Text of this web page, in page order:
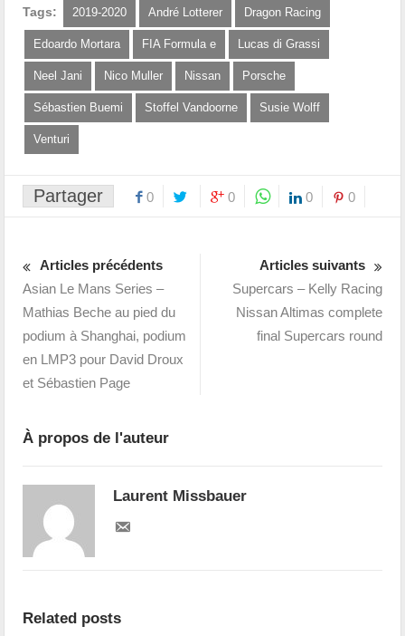
Tags: 2019-2020 André Lotterer Dragon Racing
Edoardo Mortara FIA Formula e Lucas di Grassi
Neel Jani Nico Muller Nissan Porsche
Sébastien Buemi Stoffel Vandoorne Susie Wolff
Venturi
Partager 0 0 0 0
Articles précédents
Asian Le Mans Series –
Mathias Beche au pied du
podium à Shanghai, podium
en LMP3 pour David Droux
et Sébastien Page
Articles suivants
Supercars – Kelly Racing
Nissan Altimas complete
final Supercars round
À propos de l'auteur
Laurent Missbauer
Related posts